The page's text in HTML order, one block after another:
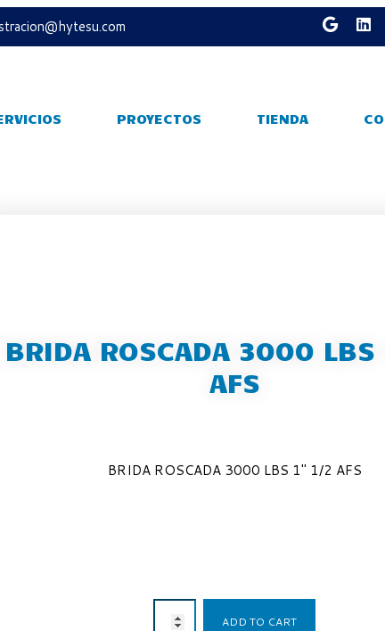
PROYECTOS TIENDA
BRIDA ROSCADA 3000
AFS
BRIDA ROSCADA 3000 LBS 1″ 1/2 AFS
ADD TO CART